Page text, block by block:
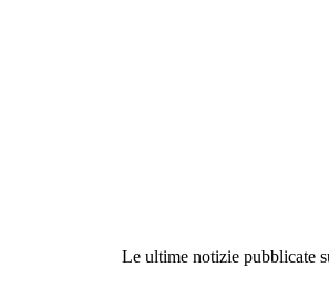
Le ultime notizie pubblicate